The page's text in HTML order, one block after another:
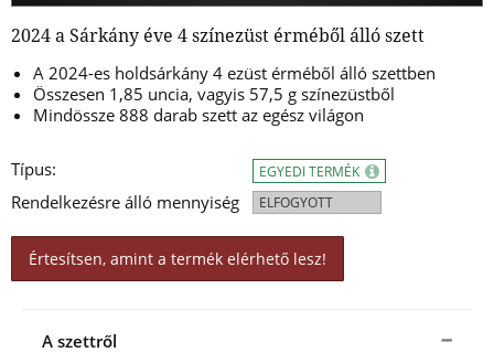
2024 a Sárkány éve 4 színezüst érméből álló szett
A 2024-es holdsárkány 4 ezüst érméből álló szettben
Összesen 1,85 uncia, vagyis 57,5 g színezüstből
Mindössze 888 darab szett az egész világon
Típus:
Rendelkezésre álló mennyiség
EGYEDI TERMÉK
ELFOGYOTT
Értesítsen, amint a termék elérhető lesz!
A szettről